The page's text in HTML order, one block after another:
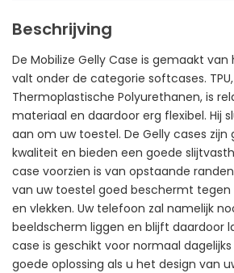
Beschrijving
De Mobilize Gelly Case is gemaakt van
valt onder de categorie softcases.
Thermoplastische Polyurethanen, is
materiaal en daardoor erg flexibel. Hij
aan om uw toestel. De Gelly cases
kwaliteit en bieden een goede
case voorzien is van opstaande
van uw toestel goed beschermt tegen
en vlekken. Uw telefoon zal namelijk
beeldscherm liggen en blijft daardoor
case is geschikt voor normaal
goede oplossing als u het design van